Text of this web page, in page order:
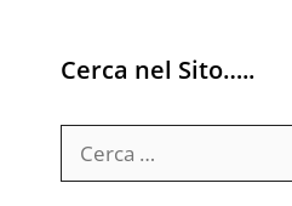
Cerca nel Sito…..
per: